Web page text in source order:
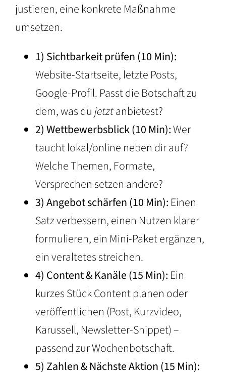
justieren, eine konkrete Maßnahme
umsetzen.
1) Sichtbarkeit prüfen (10 Min):
Website-Startseite, letzte Posts,
Google-Profil. Passt die Botschaft zu
dem, was dujetztanbietest?
2) Wettbewerbsblick (10 Min):Wer
taucht lokal/online neben dir auf?
Welche Themen, Formate,
Versprechen setzen andere?
3) Angebot schärfen (10 Min): Einen
Satz verbessern, einen Nutzen klarer
formulieren, ein Mini-Paket ergänzen,
ein veraltetes streichen.
4) Content & Kanäle (15 Min): Ein
kurzes Stück Content planen oder
veröffentlichen (Post, Kurzvideo,
Karussell, Newsletter-Snippet) –
passend zur Wochenbotschaft.
5) Zahlen & Nächste Aktion (15 Min):